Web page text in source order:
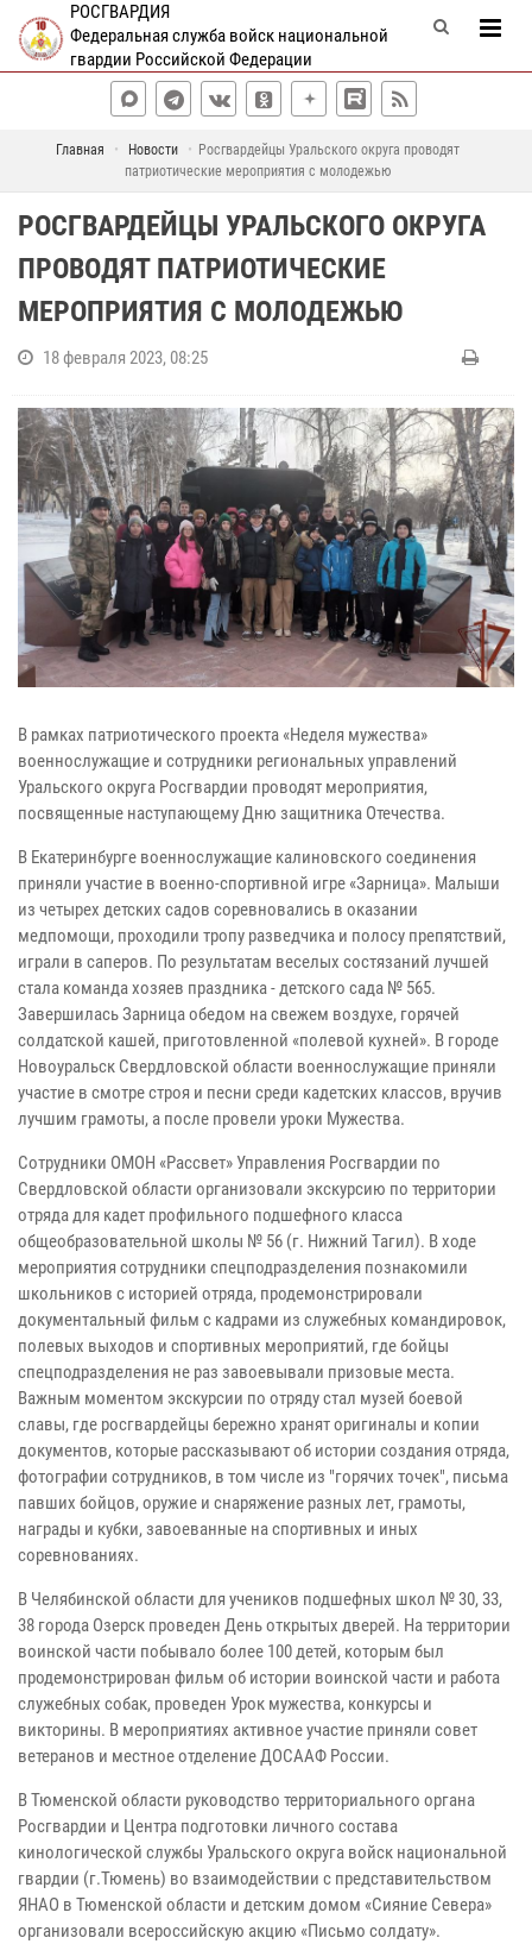
РОСГВАРДИЯ
Федеральная служба войск национальной
гвардии Российской Федерации
Главная Новости
Росгвардейцы Уральского округа проводят
патриотические мероприятия с молодежью
РОСГВАРДЕЙЦЫ УРАЛЬСКОГО ОКРУГА
ПРОВОДЯТ ПАТРИОТИЧЕСКИЕ
МЕРОПРИЯТИЯ С МОЛОДЕЖЬЮ
18 февраля 2023, 08:25
В рамках патриотического проекта «Неделя мужества»
военнослужащие и сотрудники региональных управлений
Уральского округа Росгвардии проводят мероприятия,
посвященные наступающему Дню защитника Отечества.
В Екатеринбурге военнослужащие калиновского соединения
приняли участие в военно-спортивной игре «Зарница». Малыши
из четырех детских садов соревновались в оказании
медпомощи, проходили тропу разведчика и полосу препятствий,
играли в саперов. По результатам веселых состязаний лучшей
стала команда хозяев праздника - детского сада № 565.
Завершилась Зарница обедом на свежем воздухе, горячей
солдатской кашей, приготовленной «полевой кухней». В городе
Новоуральск Свердловской области военнослужащие приняли
участие в смотре строя и песни среди кадетских классов, вручив
лучшим грамоты, а после провели уроки Мужества.
Сотрудники ОМОН «Рассвет» Управления Росгвардии по
Свердловской области организовали экскурсию по территории
отряда для кадет профильного подшефного класса
общеобразовательной школы № 56 (г. Нижний Тагил). В ходе
мероприятия сотрудники спецподразделения познакомили
школьников с историей отряда, продемонстрировали
документальный фильм с кадрами из служебных командировок,
полевых выходов и спортивных мероприятий, где бойцы
спецподразделения не раз завоевывали призовые места.
Важным моментом экскурсии по отряду стал музей боевой
славы, где росгвардейцы бережно хранят оригиналы и копии
документов, которые рассказывают об истории создания отряда,
фотографии сотрудников, в том числе из "горячих точек", письма
павших бойцов, оружие и снаряжение разных лет, грамоты,
награды и кубки, завоеванные на спортивных и иных
соревнованиях.
В Челябинской области для учеников подшефных школ № 30, 33,
38 города Озерск проведен День открытых дверей. На территории
воинской части побывало более 100 детей, которым был
продемонстрирован фильм об истории воинской части и работа
служебных собак, проведен Урок мужества, конкурсы и
викторины. В мероприятиях активное участие приняли совет
ветеранов и местное отделение ДОСААФ России.
В Тюменской области руководство территориального органа
Росгвардии и Центра подготовки личного состава
кинологической службы Уральского округа войск национальной
гвардии (г.Тюмень) во взаимодействии с представительством
ЯНАО в Тюменской области и детским домом «Сияние Севера»
организовали всероссийскую акцию «Письмо солдату».